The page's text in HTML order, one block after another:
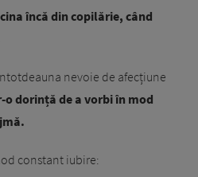
încă din copilărie, când
nevoie de afecțiune
dorință de a vorbi în mod
constant iubire: